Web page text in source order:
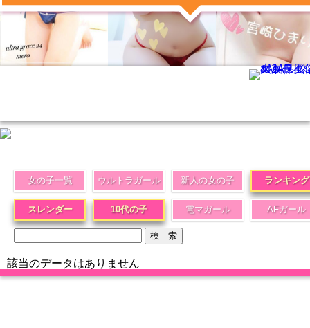
女の子一覧 ウルトラガール 新人の女の子 ランキング
スレンダー 10代の子 電マガール AFガール
該当のデータはありません